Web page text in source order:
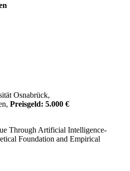
Osnabrück,
Preisgeld: 5.000 €
Through Artificial Intelligence-
Foundation and Empirical